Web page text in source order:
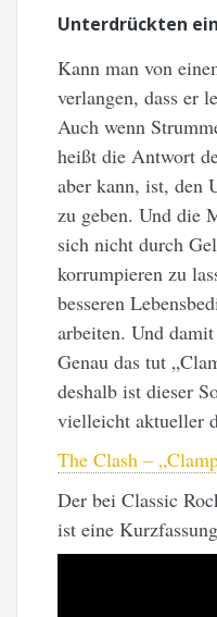
Unterdrückten
Kann man von
verlangen, dass er
Auch wenn
heißt die Antwort
aber kann, ist, den
zu geben. Und die
sich nicht durch
korrumpieren zu
besseren
arbeiten. Und
Genau das tut
deshalb ist dieser
vielleicht aktueller
The Clash –
Der bei Classic
ist eine